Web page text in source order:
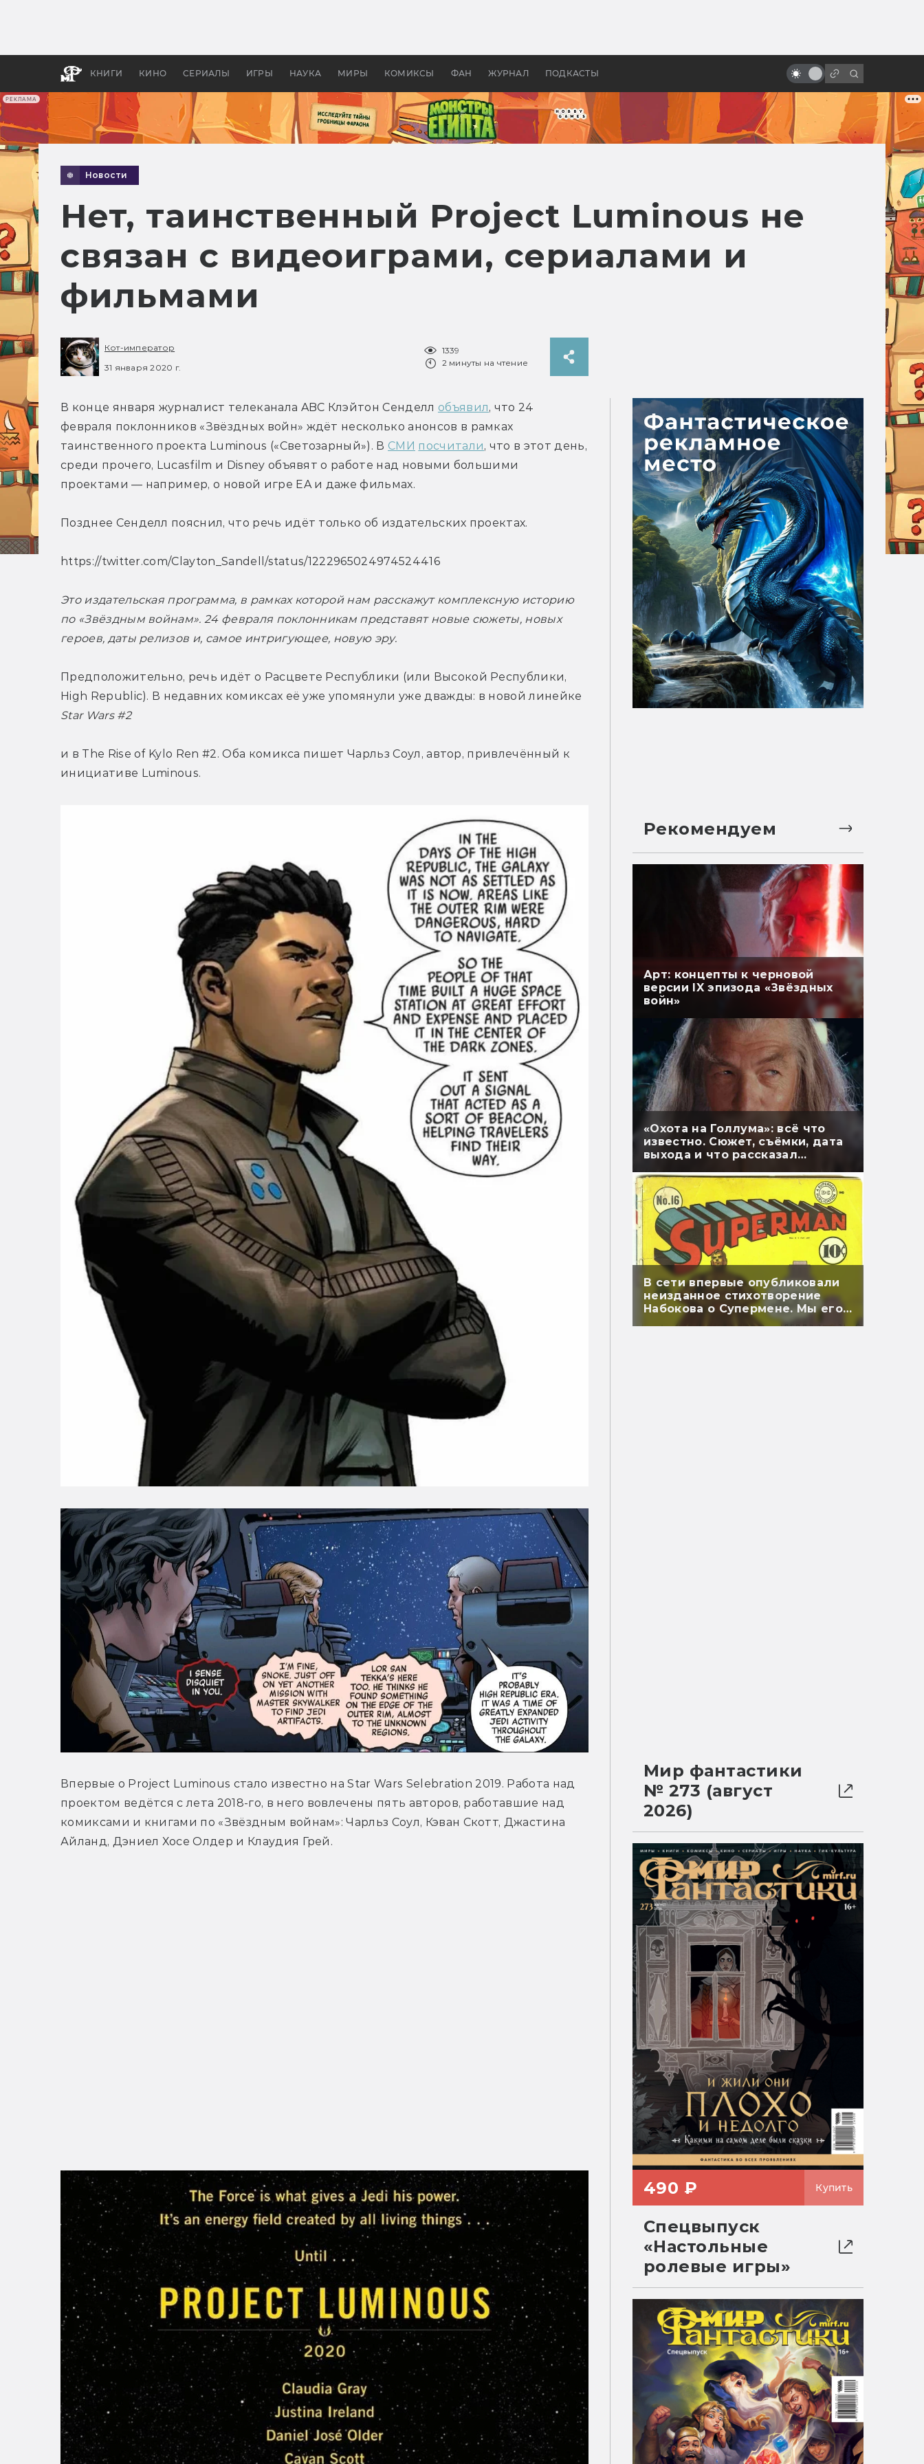
РЕКЛАМА
КНИГИ КИНО СЕРИАЛЫ ИГРЫ НАУКА МИРЫ КОМИКСЫ ФАН ЖУРНАЛ ПОДКАСТЫ
бы «Властелина колец»
Древней Грецией
Ghibli?
Новости
Нет, таинственный Project Luminous не
связан с видеоиграми, сериалами и
фильмами
Кот-император
31 января 2020 г.
1339
2 минуты на чтение
В конце января журналист телеканала ABС Клэйтон Сенделл объявил, что 24
февраля поклонников «Звёздных войн» ждёт несколько анонсов в рамках
таинственного проекта Luminous («Светозарный»). В СМИ посчитали, что в этот день,
среди прочего, Lucasfilm и Disney объявят о работе над новыми большими
проектами — например, о новой игре EA и даже фильмах.
Позднее Сенделл пояснил, что речь идёт только об издательских проектах.
https://twitter.com/Clayton_Sandell/status/1222965024974524416
Это издательская программа, в рамках которой нам расскажут комплексную историю
по «Звёздным войнам». 24 февраля поклонникам представят новые сюжеты, новых
героев, даты релизов и, самое интригующее, новую эру.
Предположительно, речь идёт о Расцвете Республики (или Высокой Республики,
Star Wars #2
и в The Rise of Kylo Ren #2. Оба комикса пишет Чарльз Соул, автор, привлечённый к
инициативе Luminous.
Впервые о Project Luminous стало известно на Star Wars Selebration 2019. Работа над
проектом ведётся с лета 2018-го, в него вовлечены пять авторов, работавшие над
комиксами и книгами по «Звёздным войнам»: Чарльз Соул, Кэван Скотт, Джастина
Айланд, Дэниел Хосе Олдер и Клаудия Грей.
Рекомендуем
Арт: концепты к черновой
версии IX эпизода «Звёздных
войн»
«Охота на Голлума»: всё что
известно. Сюжет, съёмки, дата
выхода и что рассказал
В сети впервые опубликовали
неизданное стихотворение
Набокова о Супермене. Мы его
перевели
Мир фантастики
№ 273 (август
2026)
490 ₽ Купить
Спецвыпуск
«Настольные
ролевые игры»